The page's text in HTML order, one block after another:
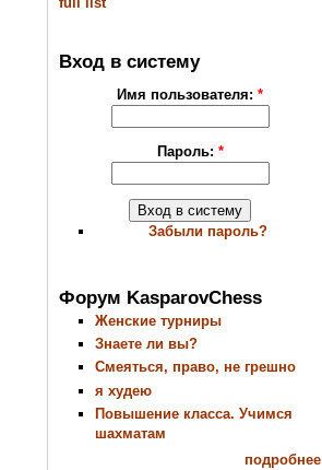
Вход в систему
Имя пользователя:*
Пароль: *
Забыли пароль?
Форум KasparovChess
Женские турниры
Знаете ли вы?
Смеяться, право, не грешно
я худею
Повышение класса. Учимся
шахматам
подробнее